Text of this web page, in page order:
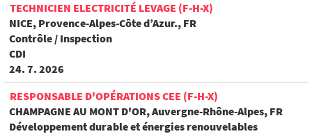
TECHNICIEN ELECTRICITÉ LEVAGE (F-H-X)
NICE, Provence-Alpes-Côte d’Azur., FR
Contrôle / Inspection
CDI
24. 7. 2026
RESPONSABLE D'OPÉRATIONS CEE (F-H-X)
CHAMPAGNE AU MONT D'OR, Auvergne-Rhône-Alpes, FR
Développement durable et énergies renouvelables